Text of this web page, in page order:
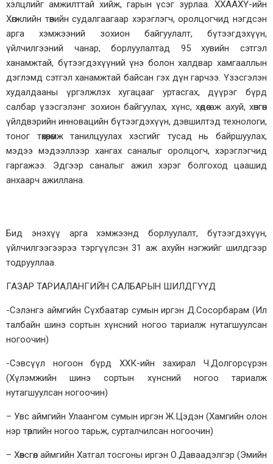
хэлцлийг амжилттай хийж, гарын үсэг зурлаа. ХХААХҮ-ийн
Хөгжлийн төвийн судалгаагаар хэрэглэгч, оролцогчид нэгдсэн
арга хэмжээний зохион байгуулалт, бүтээгдэхүүн,
үйлчилгээний чанар, борлуулалтад 95 хувийн сэтгэл
ханамжтай, бүтээгдэхүүний үнэ болон халдвар хамгааллын
дэглэмд сэтгэл ханамжтай байсан гэх дүн гарчээ. Үзэсгэлэн
худалдааны үргэлжлэх хугацааг уртасгах, дүүрэг бүрд
салбар үзэсгэлэнг зохион байгуулах, хүнс, хөдөө аж ахуй, хөнгөн
үйлдвэрийн инновацийн бүтээгдэхүүн, дэвшилтэд технологи,
тоног төхөөрөмж танилцуулах хэсгийг тусад нь байршуулах,
мэдээ мэдээллээр хангах саналыг оролцогч, хэрэглэгчид
гаргажээ. Эдгээр саналыг ажил хэрэг болгоход цаашид
анхаарч ажиллана.
Бид энэхүү арга хэмжээнд борлуулалт, бүтээгдэхүүн,
үйлчилгээгээрээ тэргүүлсэн 31 аж ахуйн нэгжийг шилдгээр
тодрууллаа.
ГАЗАР ТАРИАЛАНГИЙН САЛБАРЫН ШИЛДГҮҮД
-Сэлэнгэ аймгийн Сүхбаатар сумын иргэн Д.Сосорбарам (Ил
талбайн шинэ сортын хүнсний ногоо тариалж нутагшуулсан
ногоочин)
-Сэвсүүл ногоон бүрд ХХК-ийн захирал Ч.Долгорсүрэн
(Хүлэмжийн шинэ сортын хүнсний ногоо тариалж
нутагшуулсан ногоочин)
– Увс аймгийн Улаангом сумын иргэн Ж.Цэдэн (Хамгийн олон
нэр төрлийн ногоо тарьж, сурталчилсан ногоочин)
– Хөвсгөл аймгийн Хатгал тосгоны иргэн О.Даваадэлгэр (Эмийн